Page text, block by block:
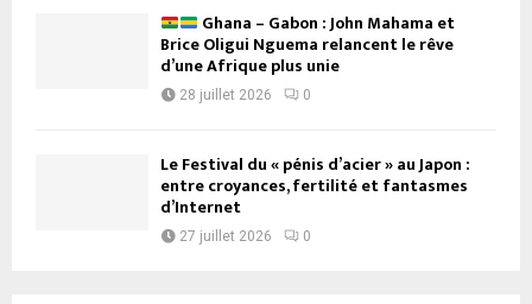
Ghana – Gabon : John Mahama et
Brice Oligui Nguema relancent le rêve
d’une Afrique plus unie
28 juillet 2026 0
Le Festival du « pénis d’acier » au Japon :
entre croyances, fertilité et fantasmes
d’Internet
27 juillet 2026 0